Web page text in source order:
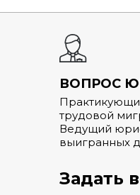
ВОПРОС
трудовой
Ведущий
выигранных
Задать